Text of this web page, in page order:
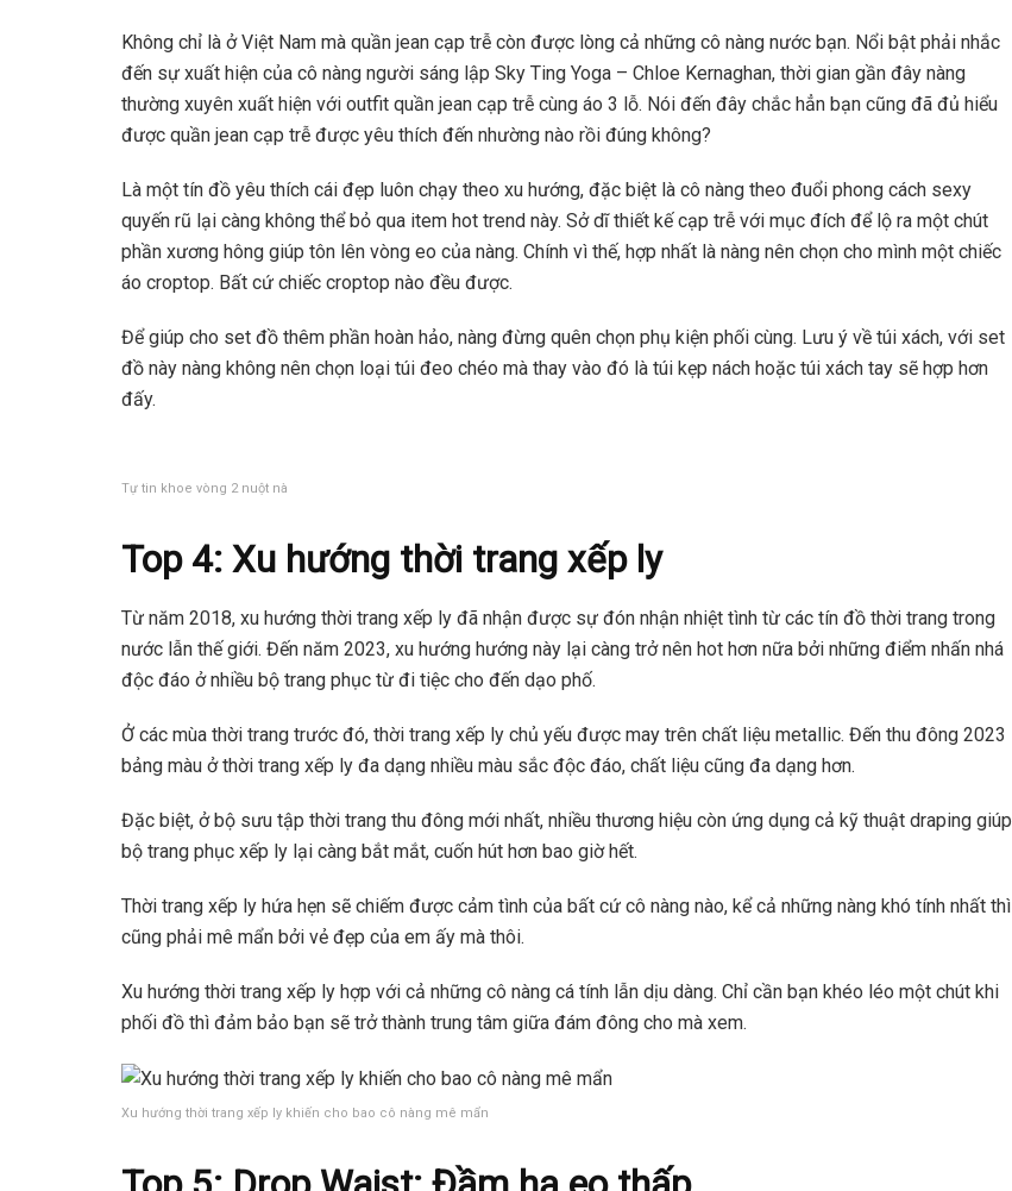
Không chỉ là ở Việt Nam mà quần jean cạp trễ còn được lòng cả những cô nàng nước bạn. Nổi bật phải nhắc
đến sự xuất hiện của cô nàng người sáng lập Sky Ting Yoga – Chloe Kernaghan, thời gian gần đây nàng
thường xuyên xuất hiện với outfit quần jean cạp trễ cùng áo 3 lỗ. Nói đến đây chắc hẳn bạn cũng đã đủ hiểu
được quần jean cạp trễ được yêu thích đến nhường nào rồi đúng không?
Là một tín đồ yêu thích cái đẹp luôn chạy theo xu hướng, đặc biệt là cô nàng theo đuổi phong cách sexy
quyến rũ lại càng không thể bỏ qua item hot trend này. Sở dĩ thiết kế cạp trễ với mục đích để lộ ra một chút
phần xương hông giúp tôn lên vòng eo của nàng. Chính vì thế, hợp nhất là nàng nên chọn cho mình một chiếc
áo croptop. Bất cứ chiếc croptop nào đều được.
Để giúp cho set đồ thêm phần hoàn hảo, nàng đừng quên chọn phụ kiện phối cùng. Lưu ý về túi xách, với set
đồ này nàng không nên chọn loại túi đeo chéo mà thay vào đó là túi kẹp nách hoặc túi xách tay sẽ hợp hơn
đấy.
Tự tin khoe vòng 2 nuột nà
Top 4: Xu hướng thời trang xếp ly
Từ năm 2018, xu hướng thời trang xếp ly đã nhận được sự đón nhận nhiệt tình từ các tín đồ thời trang trong
nước lẫn thế giới. Đến năm 2023, xu hướng hướng này lại càng trở nên hot hơn nữa bởi những điểm nhấn nhá
độc đáo ở nhiều bộ trang phục từ đi tiệc cho đến dạo phố.
Ở các mùa thời trang trước đó, thời trang xếp ly chủ yếu được may trên chất liệu metallic. Đến thu đông 2023
bảng màu ở thời trang xếp ly đa dạng nhiều màu sắc độc đáo, chất liệu cũng đa dạng hơn.
Đặc biệt, ở bộ sưu tập thời trang thu đông mới nhất, nhiều thương hiệu còn ứng dụng cả kỹ thuật draping giúp
bộ trang phục xếp ly lại càng bắt mắt, cuốn hút hơn bao giờ hết.
Thời trang xếp ly hứa hẹn sẽ chiếm được cảm tình của bất cứ cô nàng nào, kể cả những nàng khó tính nhất thì
cũng phải mê mẩn bởi vẻ đẹp của em ấy mà thôi.
Xu hướng thời trang xếp ly hợp với cả những cô nàng cá tính lẫn dịu dàng. Chỉ cần bạn khéo léo một chút khi
phối đồ thì đảm bảo bạn sẽ trở thành trung tâm giữa đám đông cho mà xem.
Xu hướng thời trang xếp ly khiến cho bao cô nàng mê mẩn